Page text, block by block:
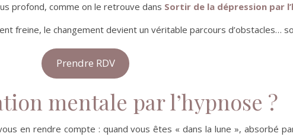
profond, comme on le retrouve dans Sortir de la dépression par
freine, le changement devient un véritable parcours d’obstacles…
Prendre RDV
mentale par l’hypnose ?
en rendre compte : quand vous êtes « dans la lune », absorbé